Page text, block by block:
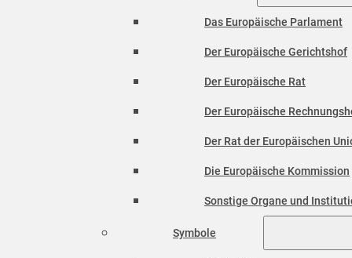
Das Europäische Parlament
Der Europäische Gerichtshof
Der Europäische Rat
Der Europäische
Der Rat der Europäischen
Die Europäische Kommission
Sonstige Organe und
Symbole